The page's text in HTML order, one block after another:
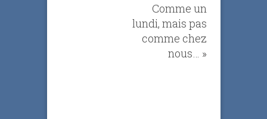
Comme un
lundi, mais pas
comme chez
nous…
»